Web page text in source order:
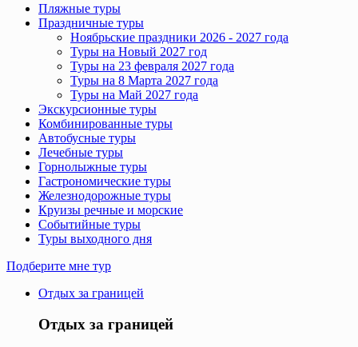
Пляжные туры
Праздничные туры
Ноябрьские праздники 2026 - 2027 года
Туры на Новый 2027 год
Туры на 23 февраля 2027 года
Туры на 8 Марта 2027 года
Туры на Май 2027 года
Экскурсионные туры
Комбинированные туры
Автобусные туры
Лечебные туры
Горнолыжные туры
Гастрономические туры
Железнодорожные туры
Круизы речные и морские
Событийные туры
Туры выходного дня
Подберите мне тур
Отдых за границей
Отдых за границей